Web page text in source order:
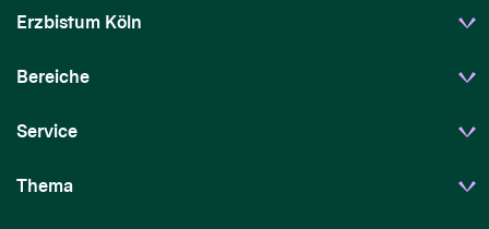
Erzbistum Köln
Bereiche
Service
Thema